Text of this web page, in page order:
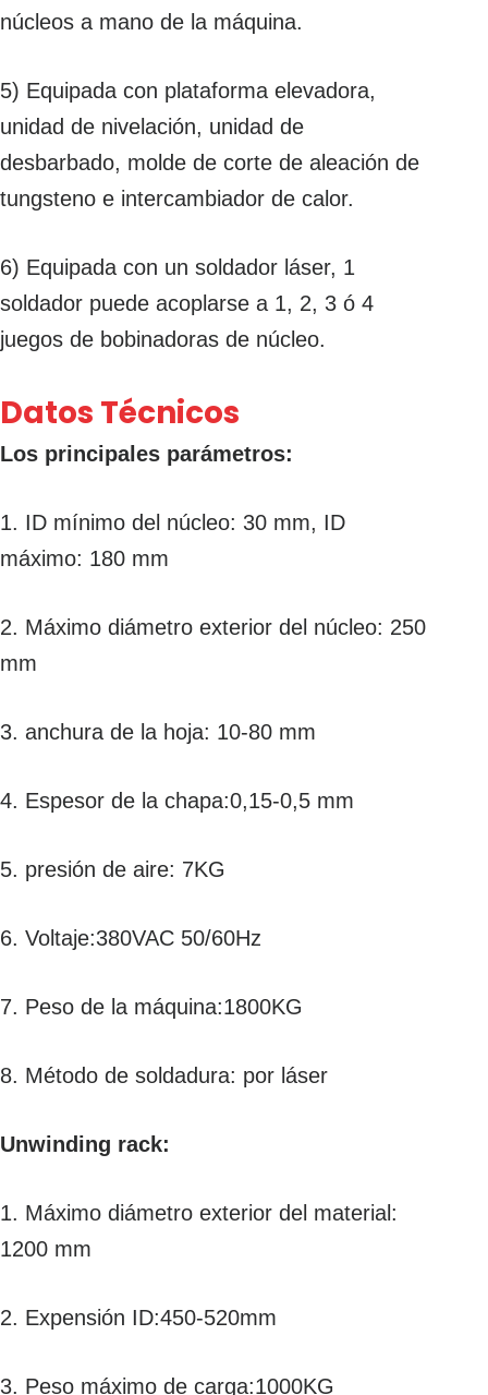
núcleos a mano de la máquina.
5) Equipada con plataforma elevadora,
unidad de nivelación, unidad de
desbarbado, molde de corte de aleación de
tungsteno e intercambiador de calor.
6) Equipada con un soldador láser, 1
soldador puede acoplarse a 1, 2, 3 ó 4
juegos de bobinadoras de núcleo.
Datos Técnicos
Los principales parámetros:
1. ID mínimo del núcleo: 30 mm, ID
máximo: 180 mm
2. Máximo diámetro exterior del núcleo: 250
mm
3. anchura de la hoja: 10-80 mm
4. Espesor de la chapa:0,15-0,5 mm
5. presión de aire: 7KG
6. Voltaje:380VAC 50/60Hz
7. Peso de la máquina:1800KG
8. Método de soldadura: por láser
Unwinding rack:
1. Máximo diámetro exterior del material:
1200 mm
2. Expensión ID:450-520mm
3. Peso máximo de carga:1000KG